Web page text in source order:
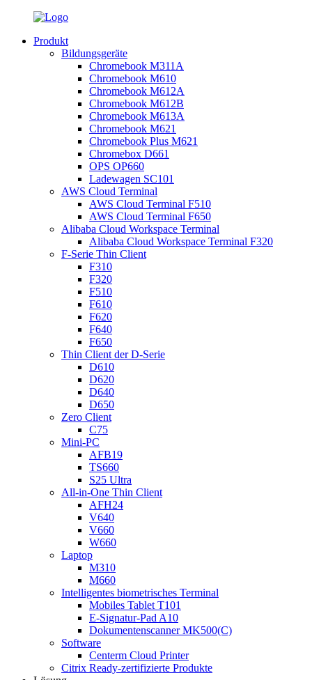
Produkt
Bildungsgeräte
Chromebook M311A
Chromebook M610
Chromebook M612A
Chromebook M612B
Chromebook M613A
Chromebook M621
Chromebook Plus M621
Chromebox D661
OPS OP660
Ladewagen SC101
AWS Cloud Terminal
AWS Cloud Terminal F510
AWS Cloud Terminal F650
Alibaba Cloud Workspace Terminal
Alibaba Cloud Workspace Terminal F320
F-Serie Thin Client
F310
F320
F510
F610
F620
F640
F650
Thin Client der D-Serie
D610
D620
D640
D650
Zero Client
C75
Mini-PC
AFB19
TS660
S25 Ultra
All-in-One Thin Client
AFH24
V640
V660
W660
Laptop
M310
M660
Intelligentes biometrisches Terminal
Mobiles Tablet T101
E-Signatur-Pad A10
Dokumentenscanner MK500(C)
Software
Centerm Cloud Printer
Citrix Ready-zertifizierte Produkte